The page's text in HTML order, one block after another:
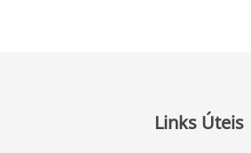
Links Úteis